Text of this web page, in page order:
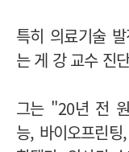
특히 의료기술
는 게 강 교수 진
그는 "20년 전
능, 바이오프린